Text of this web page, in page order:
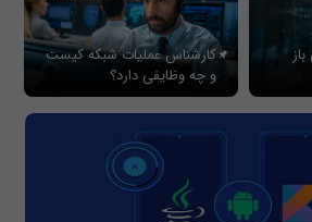
کارشناس عملیات شبکه کیست
و چه وظایفی دارد؟